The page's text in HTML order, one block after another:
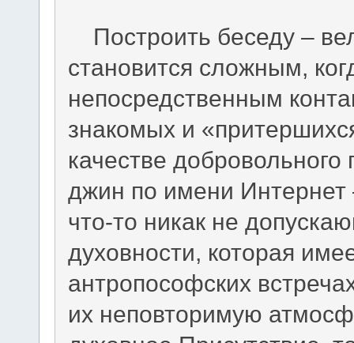
Построить беседу –
становится сложным,
непосредственным
знакомых и
качестве
джин по имени
что-то никак не
духовности, которая
антропософских
их неповторимую